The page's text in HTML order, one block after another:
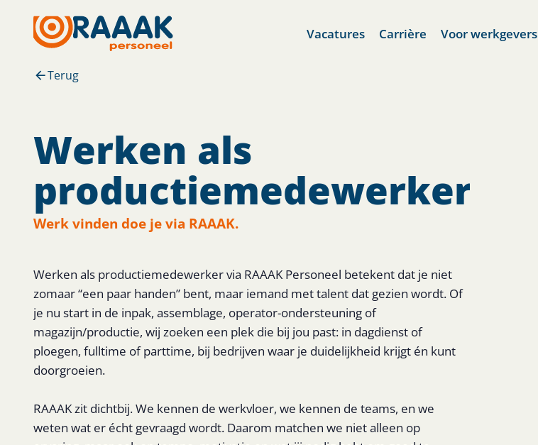
Vacatures Carrière Voor werkgevers
Terug
Werken als
productiemedewerker.
Werk vinden doe je via RAAAK.
Werken als productiemedewerker via RAAAK Personeel betekent dat je niet
zomaar “een paar handen” bent, maar iemand met talent dat gezien wordt. Of
je nu start in de inpak, assemblage, operator-ondersteuning of
magazijn/productie, wij zoeken een plek die bij jou past: in dagdienst of
ploegen, fulltime of parttime, bij bedrijven waar je duidelijkheid krijgt én kunt
doorgroeien.
RAAAK zit dichtbij. We kennen de werkvloer, we kennen de teams, en we
weten wat er écht gevraagd wordt. Daarom matchen we niet alleen op